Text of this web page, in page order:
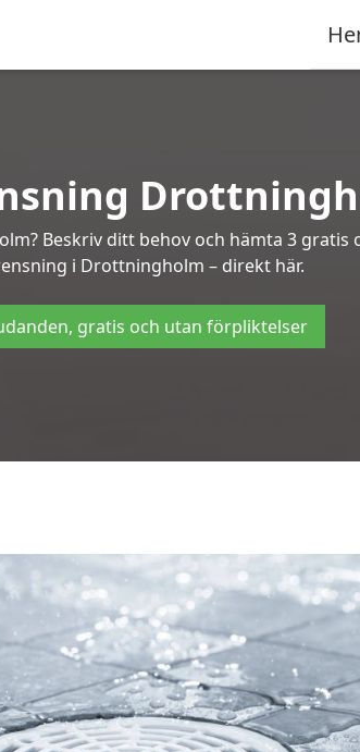
Beskriv ditt behov och hämta 3
i Drottningholm – direkt här.
gratis och utan förpliktelser